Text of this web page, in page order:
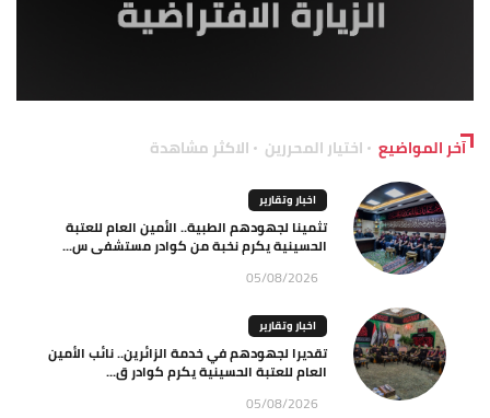
آخر المواضيع اختيار المحررين الاكثر مشاهدة
اخبار وتقارير
تثمينا لجهودهم الطبية.. الأمين العام للعتبة
الحسينية يكرم نخبة من كوادر مستشفى س...
05/08/2026
اخبار وتقارير
تقديرا لجهودهم في خدمة الزائرين.. نائب الأمين
العام للعتبة الحسينية يكرم كوادر ق...
05/08/2026